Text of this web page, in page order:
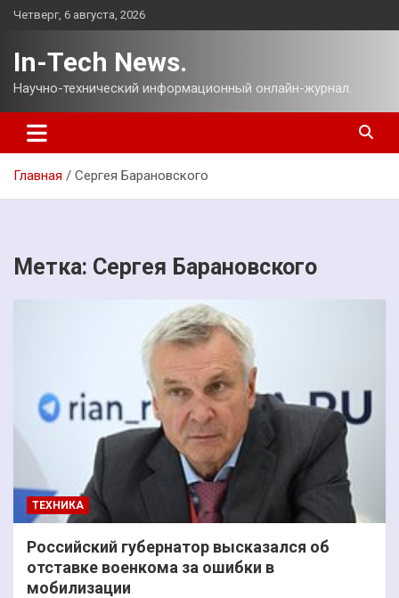
Перейти
Четверг, 6 августа, 2026
In-Tech News.
Научно-технический информационный онлайн-журнал.
Главная Сергея Барановского
Метка: Сергея Барановского
ТЕХНИКА
Российский губернатор высказался об
отставке военкома за ошибки в
мобилизации